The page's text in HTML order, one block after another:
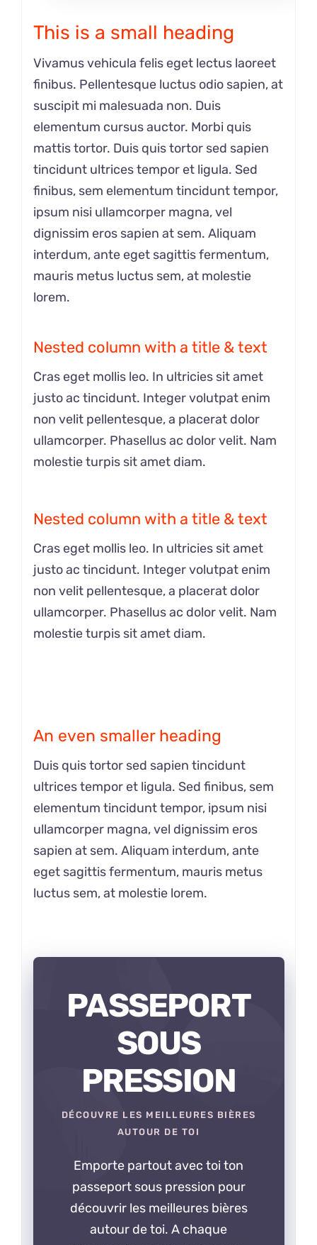
This is a small heading
Vivamus vehicula felis eget lectus laoreet
finibus. Pellentesque luctus odio sapien, at
suscipit mi malesuada non. Duis
elementum cursus auctor. Morbi quis
mattis tortor. Duis quis tortor sed sapien
tincidunt ultrices tempor et ligula. Sed
finibus, sem elementum tincidunt tempor,
ipsum nisi ullamcorper magna, vel
dignissim eros sapien at sem. Aliquam
interdum, ante eget sagittis fermentum,
mauris metus luctus sem, at molestie
lorem.
Nested column with a title & text
Cras eget mollis leo. In ultricies sit amet
justo ac tincidunt. Integer volutpat enim
non velit pellentesque, a placerat dolor
ullamcorper. Phasellus ac dolor velit. Nam
molestie turpis sit amet diam.
Nested column with a title & text
Cras eget mollis leo. In ultricies sit amet
justo ac tincidunt. Integer volutpat enim
non velit pellentesque, a placerat dolor
ullamcorper. Phasellus ac dolor velit. Nam
molestie turpis sit amet diam.
An even smaller heading
Duis quis tortor sed sapien tincidunt
ultrices tempor et ligula. Sed finibus, sem
elementum tincidunt tempor, ipsum nisi
ullamcorper magna, vel dignissim eros
sapien at sem. Aliquam interdum, ante
eget sagittis fermentum, mauris metus
luctus sem, at molestie lorem.
PASSEPORT
SOUS
PRESSION
DÉCOUVRE LES MEILLEURES BIÈRES
AUTOUR DE TOI
Emporte partout avec toi ton
passeport sous pression pour
découvrir les meilleures bières
autour de toi. A chaque